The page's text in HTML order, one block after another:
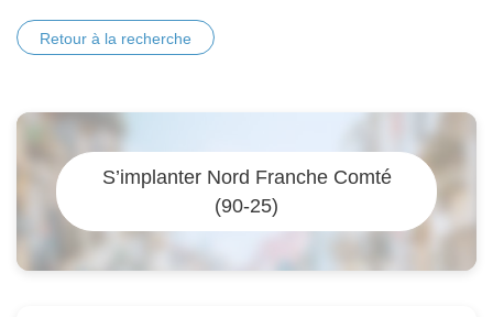
Retour à la recherche
S’implanter Nord Franche Comté
(90-25)